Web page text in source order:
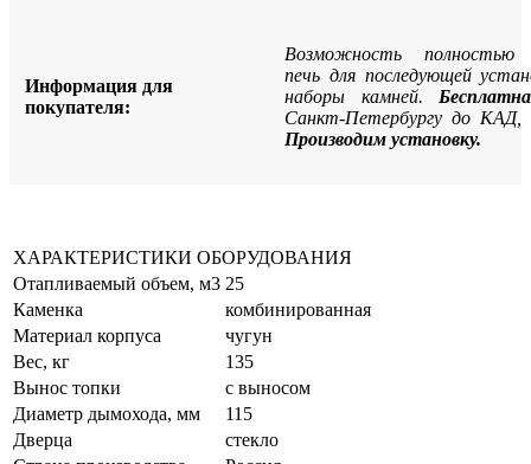
Информация для
покупателя:
Возможность полностью
печь для последующей
наборы камней.
Санкт-Петербургу до КАД,
Производим установку.
ХАРАКТЕРИСТИКИ ОБОРУДОВАНИЯ
Отапливаемый объем, м3 25
Каменка
комбинированная
Материал корпуса
чугун
Вес, кг
135
Вынос топки
с выносом
Диаметр дымохода, мм
115
Дверца
стекло